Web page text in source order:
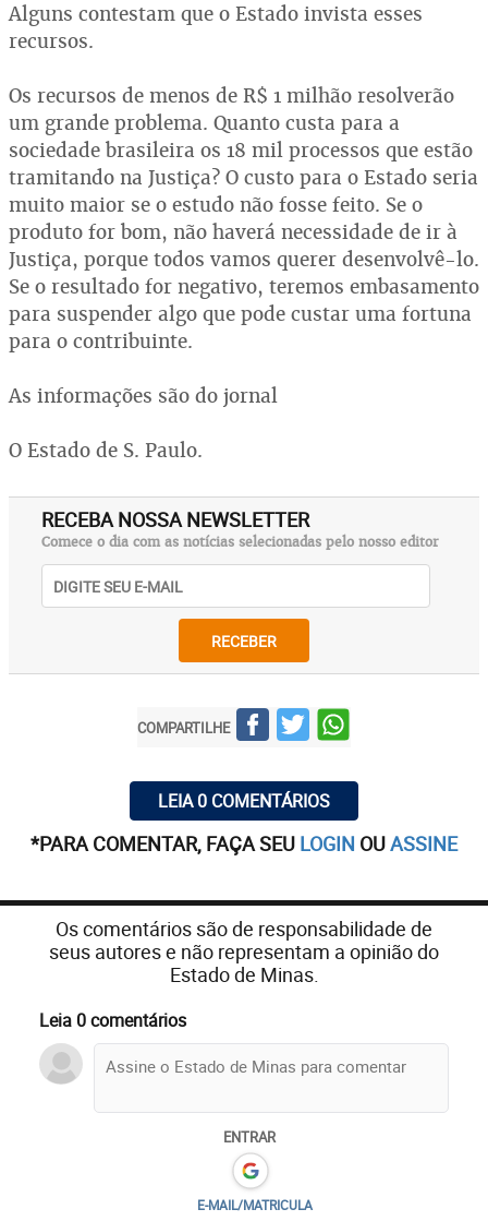
Alguns contestam que o Estado invista esses
recursos.
Os recursos de menos de R$ 1 milhão resolverão
um grande problema. Quanto custa para a
sociedade brasileira os 18 mil processos que estão
tramitando na Justiça? O custo para o Estado seria
muito maior se o estudo não fosse feito. Se o
produto for bom, não haverá necessidade de ir à
Justiça, porque todos vamos querer desenvolvê-lo.
Se o resultado for negativo, teremos embasamento
para suspender algo que pode custar uma fortuna
para o contribuinte.
As informações são do jornal
O Estado de S. Paulo.
RECEBA NOSSA NEWSLETTER
Comece o dia com as notícias selecionadas pelo nosso editor
RECEBER
COMPARTILHE
LEIA 0 COMENTÁRIOS
*PARA COMENTAR, FAÇA SEU LOGIN OUASSINE
Os comentários são de responsabilidade de
seus autores e não representam a opinião do
Estado de Minas.
Leia 0 comentários
ENTRAR
E-MAIL/MATRICULA